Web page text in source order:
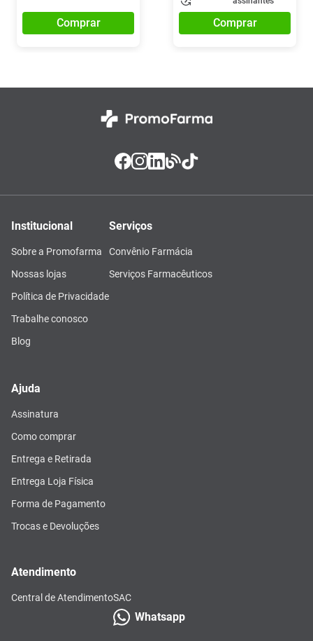
Comprar Comprar
Institucional
Sobre a Promofarma
Nossas lojas
Política de Privacidade
Trabalhe conosco
Blog
Serviços
Convênio Farmácia
Serviços Farmacêuticos
Ajuda
Assinatura
Como comprar
Entrega e Retirada
Entrega Loja Física
Forma de Pagamento
Trocas e Devoluções
Atendimento
Central de AtendimentoSAC
Whatsapp